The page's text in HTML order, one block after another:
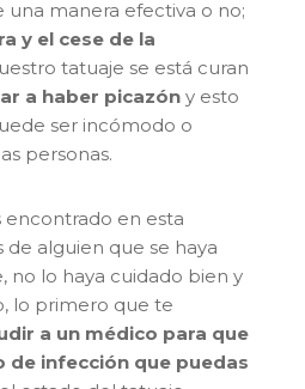
una manera efectiva o no;
y el cese de la
tatuaje se está curan
a haber picazón y esto
ser incómodo o
personas.
encontrado en esta
de alguien que se haya
no lo haya cuidado bien y
lo primero que te
a un médico para que
de infección que puedas